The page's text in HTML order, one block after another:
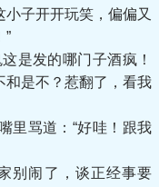
子开开玩笑，偏偏又
”
是发的哪门子酒疯！
和是不？惹翻了，看我
骂道：“好哇！跟我
闹了，谈正经事要